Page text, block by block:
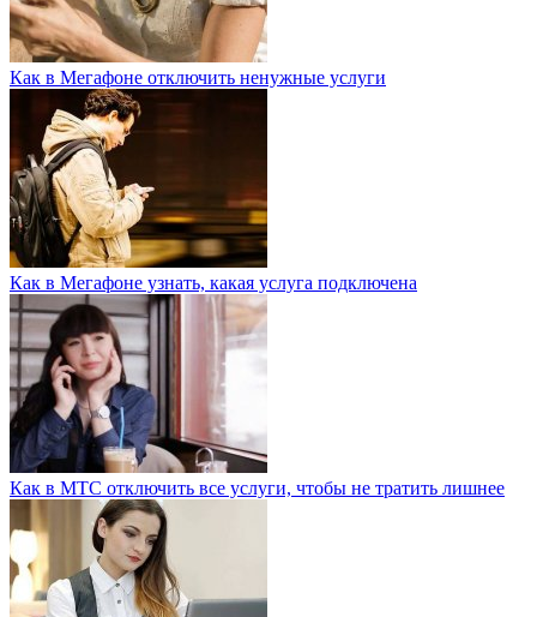
Как в Мегафоне отключить ненужные услуги
Как в Мегафоне узнать, какая услуга подключена
Как в МТС отключить все услуги, чтобы не тратить лишнее